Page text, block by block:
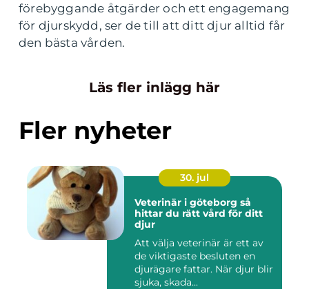
förebyggande åtgärder och ett engagemang
för djurskydd, ser de till att ditt djur alltid får
den bästa vården.
Läs fler inlägg här
Fler nyheter
30. jul
Veterinär i göteborg så
hittar du rätt vård för ditt
djur
Att välja veterinär är ett av
de viktigaste besluten en
djurägare fattar. När djur blir
sjuka, skada...